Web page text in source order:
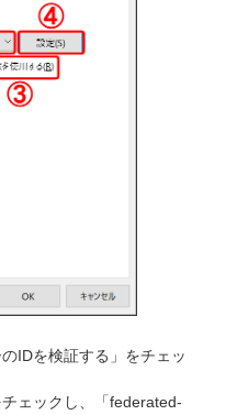
IDを検証する」をチェッ
チェックし、「federated-